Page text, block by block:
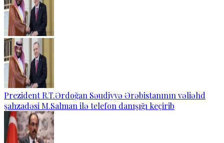
Prezident R.T.Ərdoğan Səudiyyə Ərəbistanının vəliəhd
şahzadəsi M.Salman ilə telefon danışığı keçirib